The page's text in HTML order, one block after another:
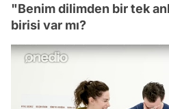
"Benim dilimden bir tek
birisi var mı?